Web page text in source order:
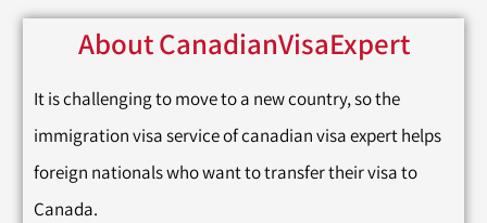
About CanadianVisaExpert
It is challenging to move to a new country, so the
immigration visa service of canadian visa expert helps
foreign nationals who want to transfer their visa to
Canada.